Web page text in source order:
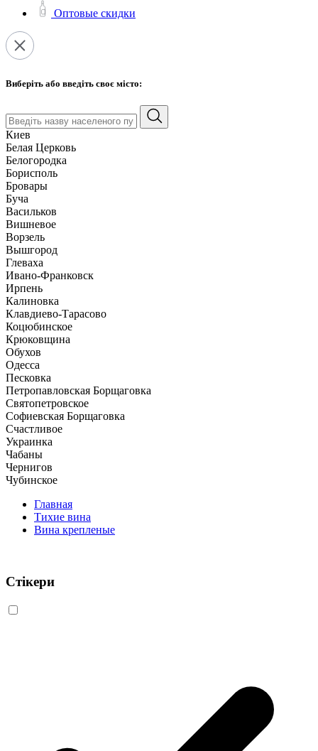
Оптовые скидки
Виберіть або введіть своє місто:
Киев
Белая Церковь
Белогородка
Борисполь
Бровары
Буча
Васильков
Вишневое
Ворзель
Вышгород
Глеваха
Ивано-Франковск
Ирпень
Калиновка
Клавдиево-Тарасово
Коцюбинское
Крюковщина
Обухов
Одесса
Песковка
Петропавловская Борщаговка
Святопетровское
Софиевская Борщаговка
Счастливое
Украинка
Чабаны
Чернигов
Чубинское
Главная
Тихие вина
Вина крепленые
Стікери